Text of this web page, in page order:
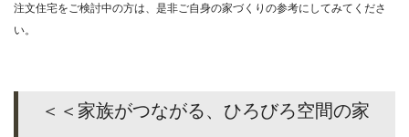
注文住宅をご検討中の方は、是非ご自身の家づくりの参考にしてみてくださ
い。
＜＜家族がつながる、ひろびろ空間の家